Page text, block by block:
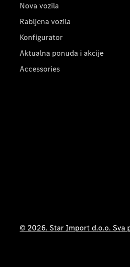
Nova vozila
Rabljena vozila
Konfigurator
Aktualna ponuda i akcije
Accessories
© 2026. Star Import d.o.o. Sva